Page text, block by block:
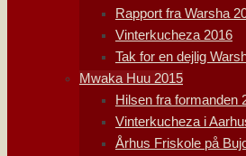
Rapport fra Warsha
Vinterkucheza 2016
Tak for en dejlig
Mwaka Huu 2015
Hilsen fra formanden
Vinterkucheza i
Århus Friskole på